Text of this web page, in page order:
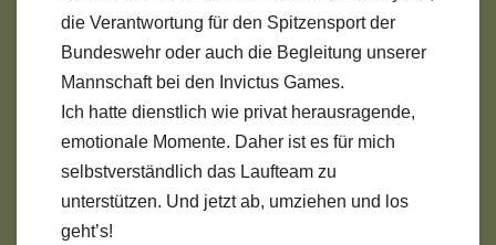
die Verantwortung für den Spitzensport der
Bundeswehr oder auch die Begleitung unserer
Mannschaft bei den Invictus Games.
Ich hatte dienstlich wie privat herausragende,
emotionale Momente. Daher ist es für mich
selbstverständlich das Laufteam zu
unterstützen. Und jetzt ab, umziehen und los
geht’s!